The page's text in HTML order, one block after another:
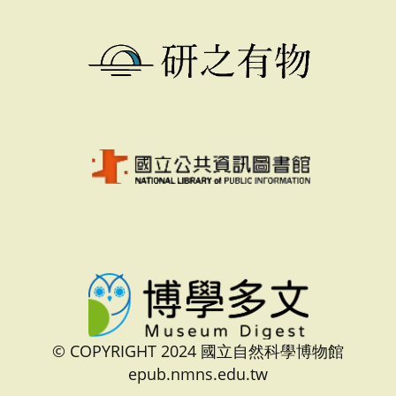
© COPYRIGHT 2024 國立自然科學博物館
epub.nmns.edu.tw